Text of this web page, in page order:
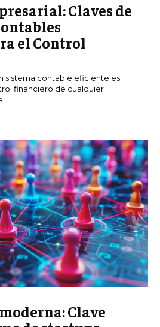
Claves de
el Control
sistema contable eficiente es
financiero de cualquier
Clave